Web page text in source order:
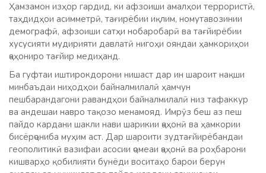
Ҳамзамон изҳор гардид, ки афзоиши амалҳои террористӣ,
таҳдидҳои асимметрӣ, тағирёбии иқлим, номутавозинии
демографӣ, афзоиши сатҳи нобаробарӣ ва тағйирёбии
хусусияти мудирияти давлатӣ нигоҳи ояндаи ҳамкориҳои
ҷаҳониро тағйир медиҳанд.
Ба гуфтаи иштирокдорони нишаст дар ин шароит нақши
минбаъдаи ниҳодҳои байналмилалӣ ҳамчун
пешбарандагони равандҳои байналмилалӣ низ тафаккур
ва андешаи навро тақозо менамояд. Имрӯз беш аз пеш
пайдо кардани шакли нави шарикии ҷаҳонӣ ва ҳамкории
бисёрҷониба муҳим аст. Дар шароити зудтағйирёбандаи
геополитикӣ вазифаи асосии ҷомеаи ҷаҳонӣ ва роҳбарони
кишварҳо қобилияти бунёди воситаҳо барои берун